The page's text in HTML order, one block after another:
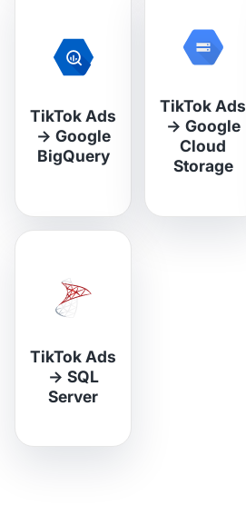
TikTok Ads
→ Google
BigQuery
TikTok Ads
→ Google
Cloud
Storage
TikTok Ads
→ SQL
Server